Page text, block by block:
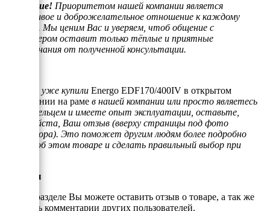
Внимание! Приоритетом нашей компании является
отзывчивое и доброжелательное отношение к каждому
клиенту. Мы ценим Вас и уверяем, чтоб общение с
менеджером оставит только тёплые и приятные
воспоминания от полученной консультации.
Если Вы уже купили Energo EDF170/400IV в открытом
исполнении на раме в нашей компании или просто являетесь
его владельцем и имеете опыт эксплуатации, оставьте,
пожалуйста, Ваш отзыв (вверху страницы под фото
генератора). Это поможет другим людям более подробно
узнать об этом товаре и сделать правильный выбор при
Отзывы
В этом разделе Вы можете оставить отзыв о товаре, а так же
почитать комментарии других пользователей.